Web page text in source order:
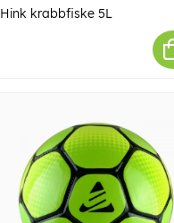
Hink krabbfiske 5L